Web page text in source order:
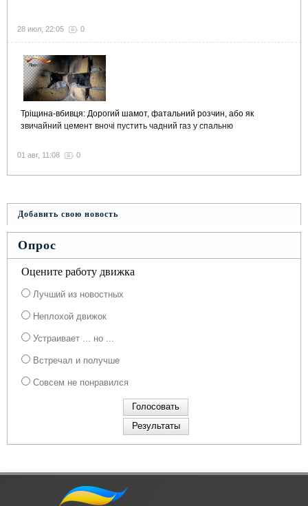
28 июл, 22:05 0
Тріщина-вбивця: Дорогий шамот, фатальний розчин, або як
звичайний цемент вночі пустить чадний газ у спальню
01 авг, 11:08 0
Добавить свою новость
Опрос
Оцените работу движка
Лучший из новостных
Неплохой движок
Устраивает ... но ...
Встречал и получше
Совсем не понравился